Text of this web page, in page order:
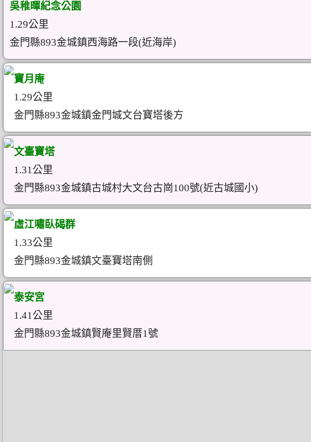
吳稚暉紀念公園
1.29公里
金門縣893金城鎮西海路一段(近海岸)
寶月庵
1.29公里
金門縣893金城鎮金門城文台寶塔後方
文臺寶塔
1.31公里
金門縣893金城鎮古城村大文台古崗100號(近古城國小)
虛江嘯臥碣群
1.33公里
金門縣893金城鎮文臺寶塔南側
泰安宮
1.41公里
金門縣893金城鎮賢庵里賢厝1號